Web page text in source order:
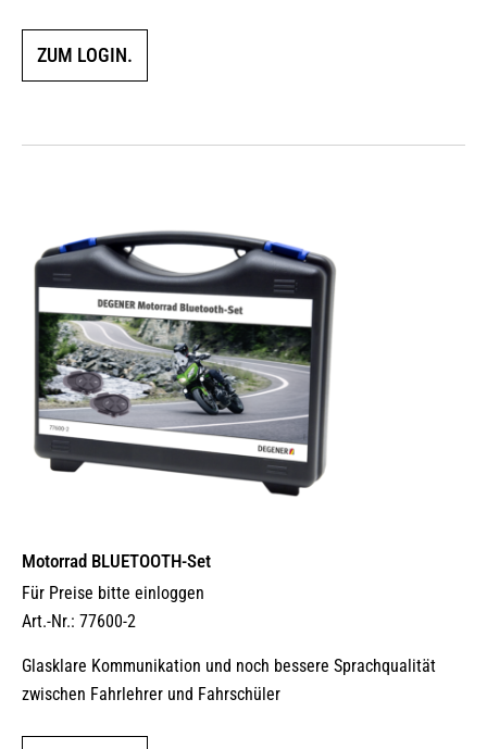
ZUM LOGIN.
Motorrad BLUETOOTH-Set
Für Preise bitte einloggen
Art.-Nr.: 77600-2
Glasklare Kommunikation und noch bessere Sprachqualität
zwischen Fahrlehrer und Fahrschüler